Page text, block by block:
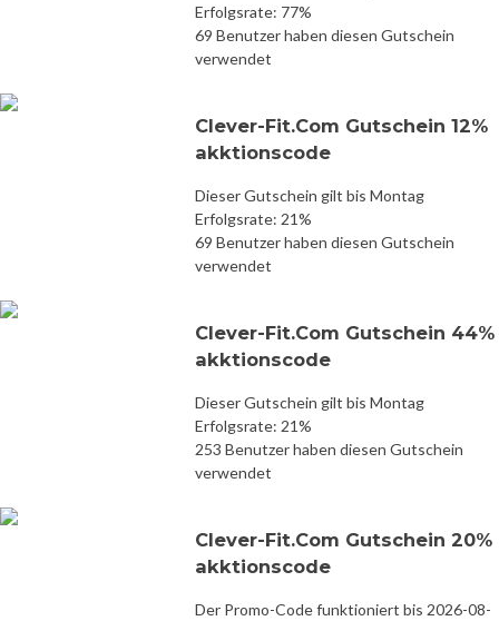
Erfolgsrate: 77%
69 Benutzer haben diesen Gutschein
verwendet
Clever-Fit.Com Gutschein 12%
akktionscode
Dieser Gutschein gilt bis Montag
Erfolgsrate: 21%
69 Benutzer haben diesen Gutschein
verwendet
Clever-Fit.Com Gutschein 44%
akktionscode
Dieser Gutschein gilt bis Montag
Erfolgsrate: 21%
253 Benutzer haben diesen Gutschein
verwendet
Clever-Fit.Com Gutschein 20%
akktionscode
Der Promo-Code funktioniert bis 2026-08-